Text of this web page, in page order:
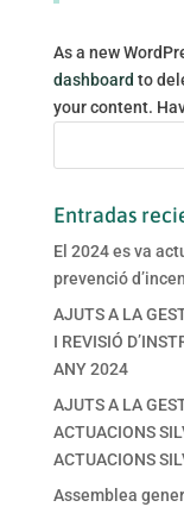
As a new
dashboard to
your content.
Entradas
El 2024 es va
prevenció
AJUTS A LA
I REVISIÓ
ANY 2024
AJUTS A LA
ACTUACIONS
ACTUACIONS
Assemblea